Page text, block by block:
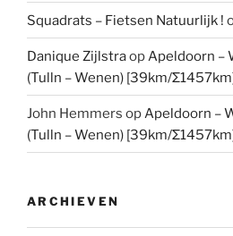
Squadrats – Fietsen Natuurlijk !
Danique ZijlstraopApeldoorn –
(Tulln – Wenen) [39km/
John Hemmers opApeldoorn –
(Tulln – Wenen) [39km/
ARCHIEVEN